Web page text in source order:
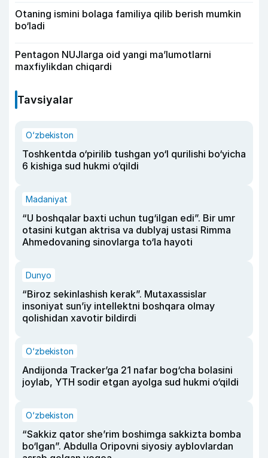
Otaning ismini bolaga familiya qilib berish mumkin
bo‘ladi
Pentagon NUJlarga oid yangi maʼlumotlarni
maxfiylikdan chiqardi
Tavsiyalar
O‘zbekiston
Toshkentda o‘pirilib tushgan yo‘l qurilishi bo‘yicha
6 kishiga sud hukmi o‘qildi
Madaniyat
“U boshqalar baxti uchun tug‘ilgan edi”. Bir umr
otasini kutgan aktrisa va dublyaj ustasi Rimma
Ahmedovaning sinovlarga to‘la hayoti
Dunyo
“Biroz sekinlashish kerak”. Mutaxassislar
insoniyat sun’iy intellektni boshqara olmay
qolishidan xavotir bildirdi
O‘zbekiston
Andijonda Tracker’ga 21 nafar bog‘cha bolasini
joylab, YTH sodir etgan ayolga sud hukmi o‘qildi
O‘zbekiston
“Sakkiz qator she’rim boshimga sakkizta bomba
bo‘lgan”. Abdulla Oripovni siyosiy ayblovlardan